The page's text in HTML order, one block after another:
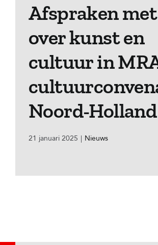
Afspraken
over kunst en
cultuur in
Noord-Holland
21 januari 2025 | Nieuws